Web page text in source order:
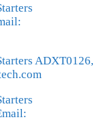
ADXT0126,